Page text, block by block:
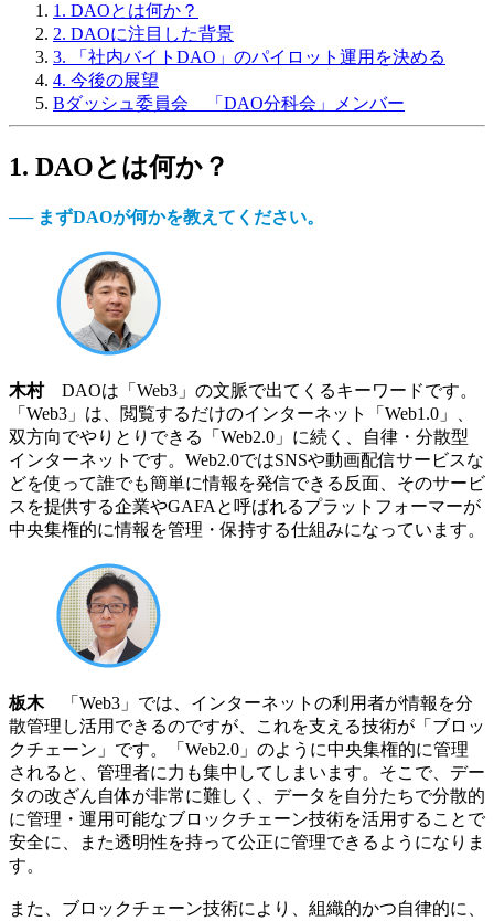
1. DAOとは何か？
2. DAOに注目した背景
3. 「社内バイトDAO」のパイロット運用を決める
4. 今後の展望
Bダッシュ委員会 「DAO分科会」メンバー
1. DAOとは何か？
── まずDAOが何かを教えてください。
木村DAOは「Web3」の文脈で出てくるキーワードです。
「Web3」は、閲覧するだけのインターネット「Web1.0」、
双方向でやりとりできる「Web2.0」に続く、自律・分散型
インターネットです。Web2.0ではSNSや動画配信サービスな
どを使って誰でも簡単に情報を発信できる反面、そのサービ
スを提供する企業やGAFAと呼ばれるプラットフォーマーが
中央集権的に情報を管理・保持する仕組みになっています。
板木「Web3」では、インターネットの利用者が情報を分
散管理し活用できるのですが、これを支える技術が「ブロッ
クチェーン」です。「Web2.0」のように中央集権的に管理
されると、管理者に力も集中してしまいます。そこで、デー
タの改ざん自体が非常に難しく、データを自分たちで分散的
に管理・運用可能なブロックチェーン技術を活用することで
安全に、また透明性を持って公正に管理できるようになりま
す。
また、ブロックチェーン技術により、組織的かつ自律的に、